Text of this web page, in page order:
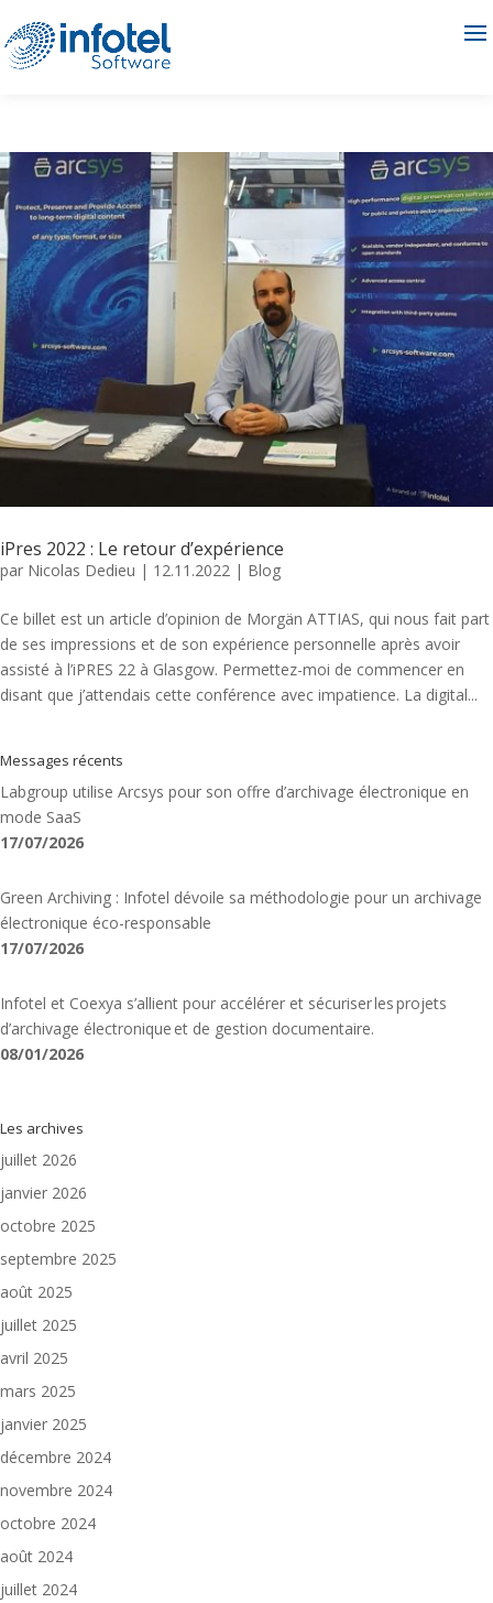
iPres 2022 : Le retour d’expérience
par Nicolas Dedieu | 12.11.2022 | Blog
Ce billet est un article d’opinion de Morgän ATTIAS, qui nous fait part
de ses impressions et de son expérience personnelle après avoir
assisté à l’iPRES 22 à Glasgow. Permettez-moi de commencer en
disant que j’attendais cette conférence avec impatience. La digital...
Messages récents
Labgroup utilise Arcsys pour son offre d’archivage électronique en
mode SaaS
17/07/2026
Green Archiving : Infotel dévoile sa méthodologie pour un archivage
électronique éco-responsable
17/07/2026
Infotel et Coexya s’allient pour accélérer et sécuriser les projets
d’archivage électronique et de gestion documentaire.
08/01/2026
Les archives
juillet 2026
janvier 2026
octobre 2025
septembre 2025
août 2025
juillet 2025
avril 2025
mars 2025
janvier 2025
décembre 2024
novembre 2024
octobre 2024
août 2024
juillet 2024